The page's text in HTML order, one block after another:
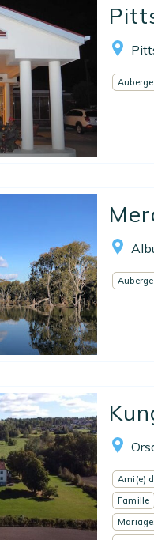
Auberge
Auberge
Ami(e)
Famille